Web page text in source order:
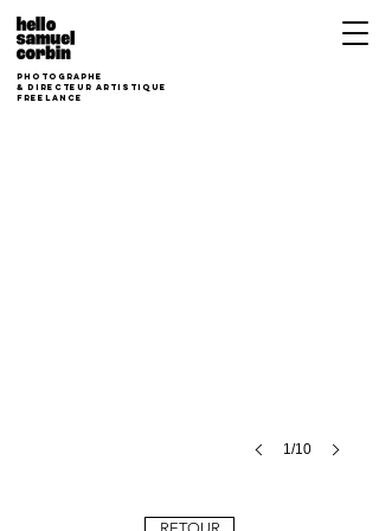
photographe
& Directeur Artistique
freelance
1/10